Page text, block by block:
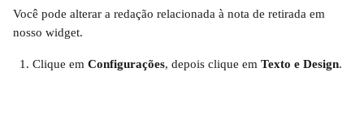
Você pode alterar a redação relacionada à nota de retirada em
nosso widget.
Clique em Configurações, depois clique em Texto e Design.